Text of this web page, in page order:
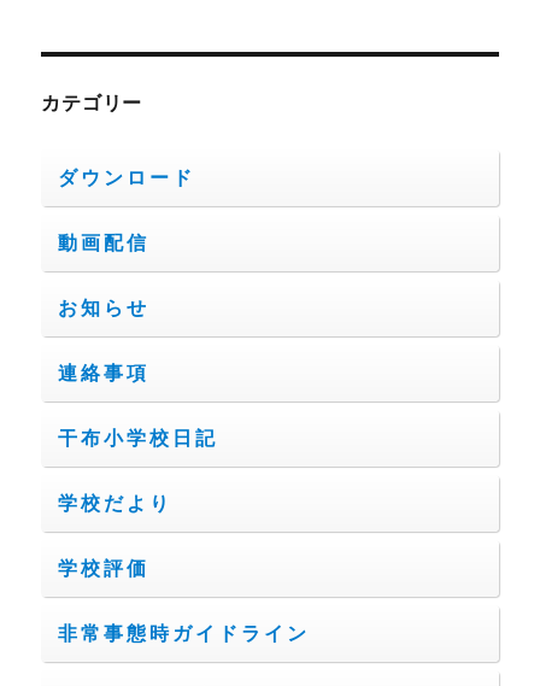
カテゴリー
ダウンロード
動画配信
お知らせ
連絡事項
干布小学校日記
学校だより
学校評価
非常事態時ガイドライン